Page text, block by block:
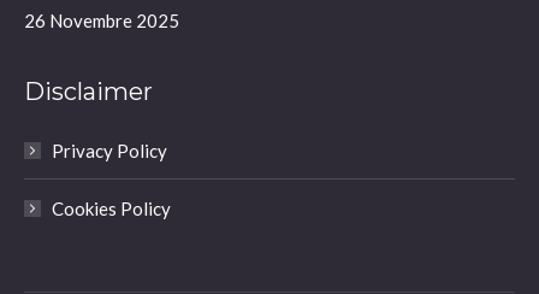
26 Novembre 2025
Disclaimer
Privacy Policy
Cookies Policy